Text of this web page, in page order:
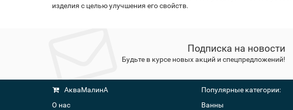
изделия с целью улучшения его свойств.
Подписка на новости
Будьте в курсе новых акций и спецпредложений!
АкваМалинА
О нас
Популярные категории:
Ванны